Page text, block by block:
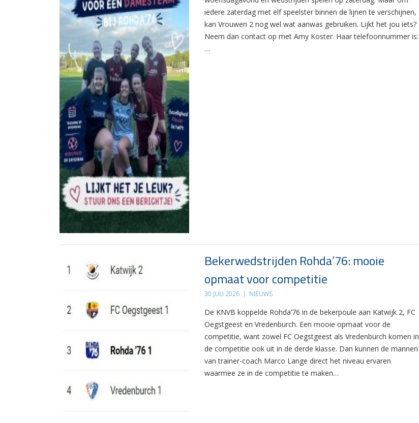
iedere zaterdag met elf speelster binnen de lijnen te verschijnen,
kan Vrouwen 2 nog wel wat aanwas gebruiken. Lijkt het jou iets?
Neem dan contact op met Amy Koster. Haar telefoonnummer is:
…
Bekerwedstrijden Rohda’76: mooie
opmaat voor competitie
30 JULI 2026 | NIEUWS
De KNVB koppelde Rohda’76 in de bekerpoule aan Katwijk 2, FC
Oegstgeest en Vredenburch. Een mooie opmaat voor de
competitie, want zowel FC Oegstgeest als Vredenburch komen in
de competitie ook uit in de derde klasse. Dan kunnen de mannen
van trainer-coach Marco Lange direct het niveau ervaren
waarmee ze in de competitie te maken…